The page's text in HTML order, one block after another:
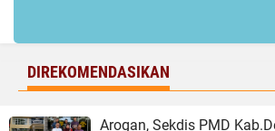
DIREKOMENDASIKAN
‎Arogan, Sekdis PMD